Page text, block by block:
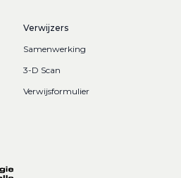
Verwijzers
Samenwerking
3-D Scan
Verwijsformulier